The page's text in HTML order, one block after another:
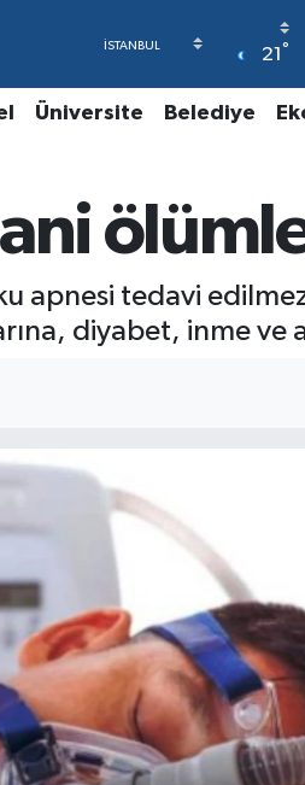
21 °
Üniversite Belediye
apnesi tedavi
diyabet, inme